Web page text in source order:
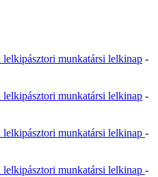
munkatársi lelkinap -
munkatársi lelkinap -
munkatársi lelkinap -
munkatársi lelkinap -